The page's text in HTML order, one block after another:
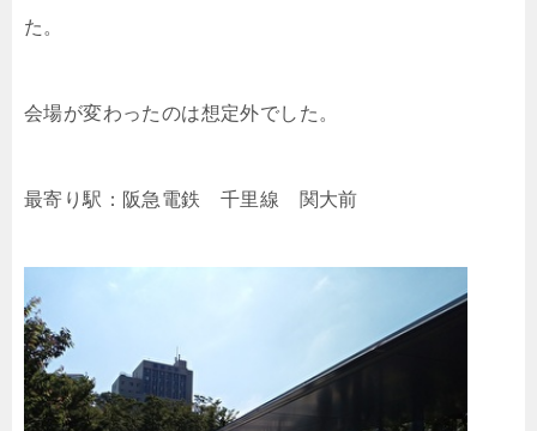
た。
会場が変わったのは想定外でした。
最寄り駅：阪急電鉄 千里線 関大前